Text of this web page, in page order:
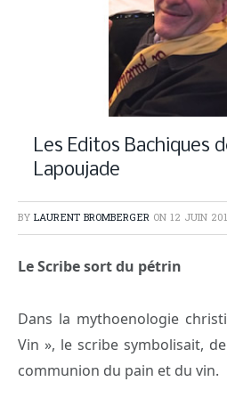
Les Editos Bachiques
Lapoujade
BY LAURENT BROMBERGER ON 12 JUIN
Le Scribe sort du pétrin
Dans la mythoenologie
Vin », le scribe symbolisait,
communion du pain et du vin.